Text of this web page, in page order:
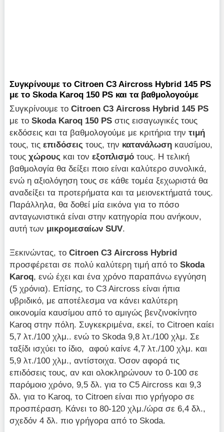
Συγκρίνουμε το Citroen C3 Aircross Hybrid 145 PS
με το Skoda Karoq 150 PS και τα βαθμολογούμε
Συγκρίνουμε τοCitroen C3 Aircross Hybrid 145 PS
με τοSkoda Karoq 150 PS στις εισαγωγικές τους
εκδόσεις και τα βαθμολογούμε με κριτήρια τηντιμή
τους, τιςεπιδόσεις τους, την κατανάλωση καυσίμου,
τουςχώρους και τονεξοπλισμό τους. Η τελική
βαθμολογία θα δείξει ποιο είναι καλύτερο συνολικά,
ενώ η αξιολόγηση τους σε κάθε τομέα ξεχωριστά θα
αναδείξει τα προτερήματα και τα μειονεκτήματά τους.
Παράλληλα, θα δοθεί μία εικόνα για το πόσο
ανταγωνιστικά είναι στην κατηγορία που ανήκουν,
αυτή των μικρομεσαίων SUV.
Ξεκινώντας, τοCitroen C3 Aircross Hybrid
προσφέρεται σε πολύ καλύτερη τιμή από τοSkoda
Karoq, ενώ έχει και ένα χρόνο παραπάνω εγγύηση
(5 χρόνια). Επίσης, το C3 Aircross είναι ήπια
υβριδικό, με αποτέλεσμα να κάνει καλύτερη
οικονομία καυσίμου από το αμιγώς βενζινοκίνητο
Karoq στην πόλη. Συγκεκριμένα, εκεί, το Citroen καίει
5,7 λτ./100 χλμ.. ενώ το Skoda 9,8 λτ./100 χλμ. Σε
ταξίδι ισχύει το ίδιο, αφού καίνε 4,7 λτ./100 χλμ. και
5,9 λτ./100 χλμ., αντίστοιχα. Όσον αφορά τις
επιδόσεις τους, αν και ολοκληρώνουν το 0-100 σε
παρόμοιο χρόνο, 9,5 δλ. για το C5 Aircross και 9,3
δλ. για το Karoq, το Citroen είναι πιο γρήγορο σε
προσπέραση. Κάνει το 80-120 χλμ./ώρα σε 6,4 δλ.,
σχεδόν 4 δλ. πιο γρήγορα από το Skoda.